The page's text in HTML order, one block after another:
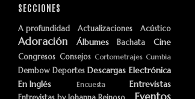
SECCIONES
A profundidad Actualizaciones Acústico
Adoración Álbumes Bachata Cine
Congresos Consejos Cortometrajes Cumbia
Dembow Deportes Descargas Electrónica
En Inglés
Encuesta Entrevistas